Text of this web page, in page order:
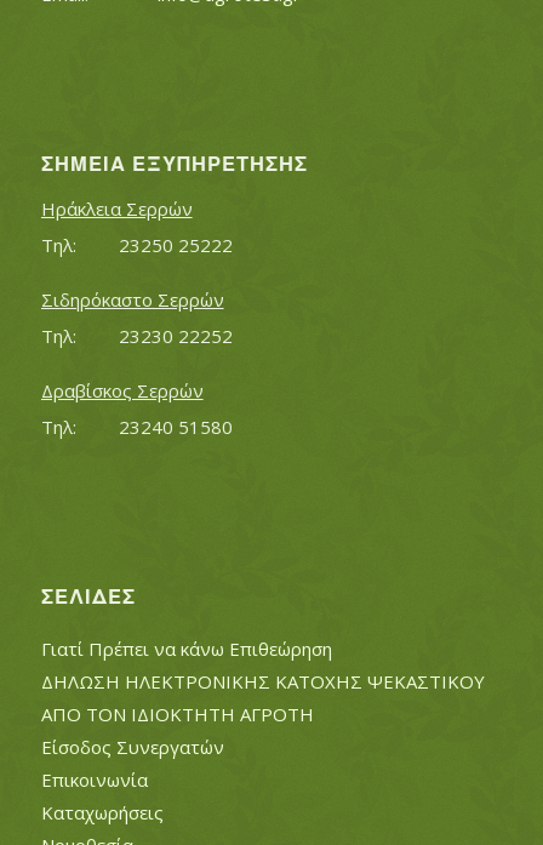
ΣΗΜΕΊΑ ΕΞΥΠΗΡΈΤΗΣΗΣ
Ηράκλεια Σερρών
Τηλ:		23250 25222
Σιδηρόκαστο Σερρών
Τηλ:		23230 22252
Δραβίσκος Σερρών
Τηλ:		23240 51580
ΣΕΛΊΔΕΣ
Γιατί Πρέπει να κάνω Επιθεώρηση
ΔΗΛΩΣΗ ΗΛΕΚΤΡΟΝΙΚΗΣ ΚΑΤΟΧΗΣ ΨΕΚΑΣΤΙΚΟΥ
ΑΠΟ ΤΟΝ ΙΔΙΟΚΤΗΤΗ ΑΓΡΟΤΗ
Είσοδος Συνεργατών
Επικοινωνία
Καταχωρήσεις